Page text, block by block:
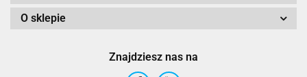
O sklepie
Znajdziesz nas na